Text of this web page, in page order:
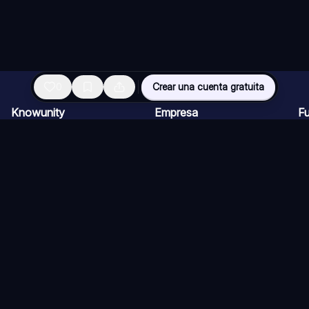
Crear una cuenta gratuita
Knowunity Empresa